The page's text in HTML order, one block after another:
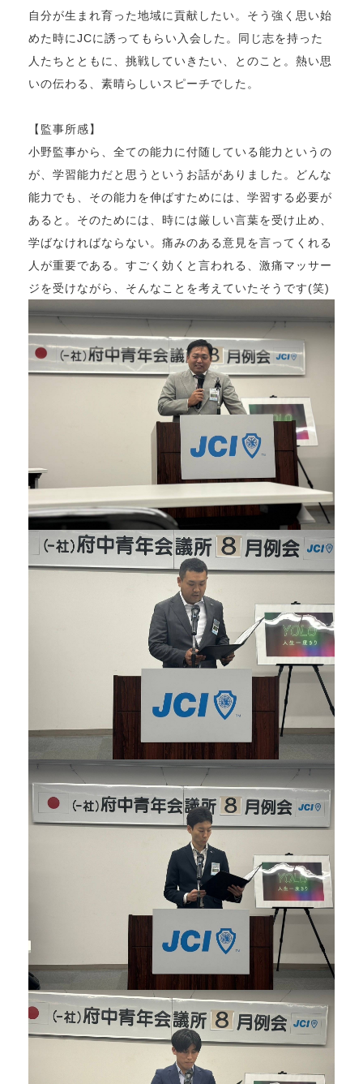
自分が生まれ育った地域に貢献したい。そう強く思い始
めた時にJCに誘ってもらい入会した。同じ志を持った
人たちとともに、挑戦していきたい、とのこと。熱い思
いの伝わる、素晴らしいスピーチでした。
【監事所感】
小野監事から、全ての能力に付随している能力というの
が、学習能力だと思うというお話がありました。どんな
能力でも、その能力を伸ばすためには、学習する必要が
あると。そのためには、時には厳しい言葉を受け止め、
学ばなければならない。痛みのある意見を言ってくれる
人が重要である。すごく効くと言われる、激痛マッサー
ジを受けながら、そんなことを考えていたそうです(笑)